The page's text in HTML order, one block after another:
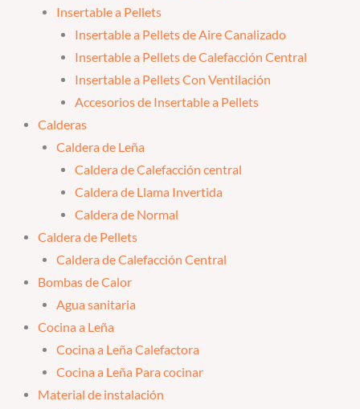
Insertable a Pellets
Insertable a Pellets de Aire Canalizado
Insertable a Pellets de Calefacción Central
Insertable a Pellets Con Ventilación
Accesorios de Insertable a Pellets
Calderas
Caldera de Leña
Caldera de Calefacción central
Caldera de Llama Invertida
Caldera de Normal
Caldera de Pellets
Caldera de Calefacción Central
Bombas de Calor
Agua sanitaria
Cocina a Leña
Cocina a Leña Calefactora
Cocina a Leña Para cocinar
Material de instalación